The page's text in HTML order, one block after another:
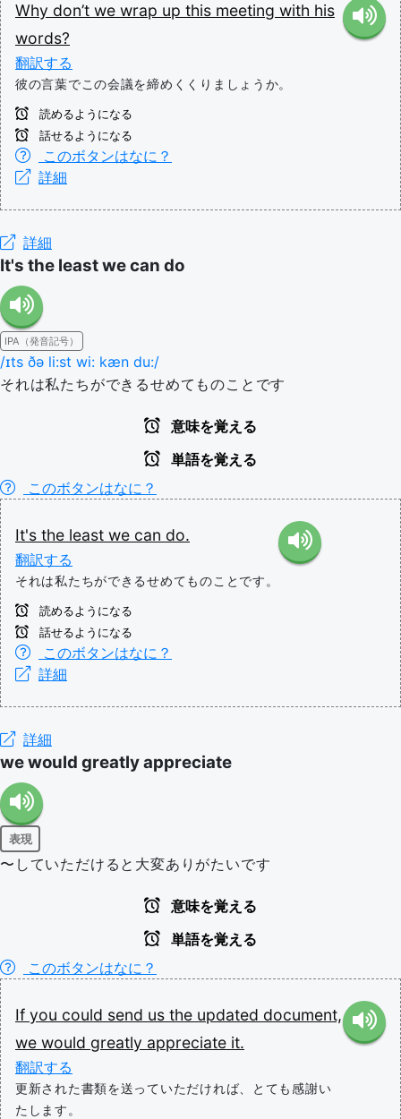
Why don’t we wrap up this meeting with his
words?
翻訳する
彼の言葉でこの会議を締めくくりましょうか。
読めるようになる
話せるようになる
このボタンはなに？
詳細
詳細
It's the least we can do
IPA（発音記号）
/ɪts ðə li:st wi: kæn du:/
それは私たちができるせめてものことです
意味を覚える
単語を覚える
このボタンはなに？
It's the least we can do.
翻訳する
それは私たちができるせめてものことです。
読めるようになる
話せるようになる
このボタンはなに？
詳細
詳細
we would greatly appreciate
表現
〜していただけると大変ありがたいです
意味を覚える
単語を覚える
このボタンはなに？
If you could send us the updated document,
we would greatly appreciate it.
翻訳する
更新された書類を送っていただければ、とても感謝い
たします。